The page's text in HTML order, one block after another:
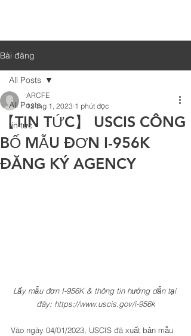
Bài đăng
All Posts
tin tức
All Posts
【TIN TỨC】 USCIS CÔNG
BỐ MẪU ĐƠN I-956K
ĐĂNG KÝ AGENCY
ARCFE
12 thg 1, 2023 1 phút đọc
Lấy mẫu đơn I-956K & thông tin hướng dẫn tại
đây: https://www.uscis.gov/i-956k
Vào ngày 04/01/2023, USCIS đã xuất bản mẫu